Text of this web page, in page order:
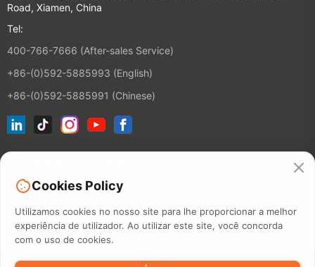
Road, Xiamen, China
Tel:
400-766-7666 (After-sales Service)
+86-(0)592-5885993 (English)
+86-(0)592-5885991 (Chinese)
Cookies Policy
Utilizamos cookies no nosso site para lhe proporcionar a melhor
experiência de utilizador. Ao utilizar este site, você concorda
com o uso de cookies.